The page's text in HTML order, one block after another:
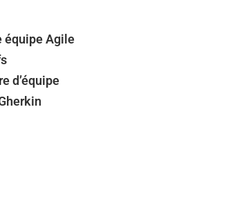
équipe Agile
d’équipe